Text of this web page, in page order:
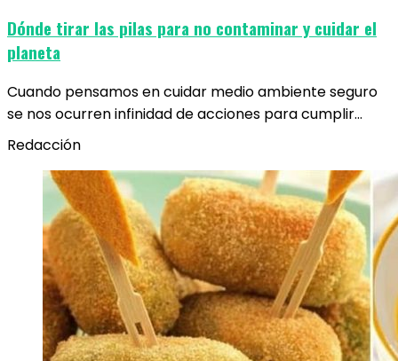
Dónde tirar las pilas para no contaminar y cuidar el
planeta
Cuando pensamos en cuidar medio ambiente seguro
se nos ocurren infinidad de acciones para cumplir…
Redacción